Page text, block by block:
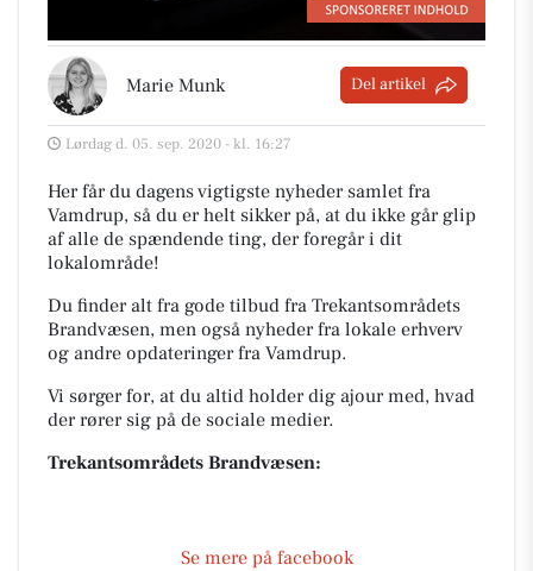
Marie Munk Del artikel
Lørdag d. 05. sep. 2020 - kl. 16:27
Her får du dagens vigtigste nyheder samlet fra
Vamdrup, så du er helt sikker på, at du ikke går glip
af alle de spændende ting, der foregår i dit
lokalområde!
Du finder alt fra gode tilbud fra Trekantsområdets
Brandvæsen, men også nyheder fra lokale erhverv
og andre opdateringer fra Vamdrup.
Vi sørger for, at du altid holder dig ajour med, hvad
der rører sig på de sociale medier.
Trekantsområdets Brandvæsen:
Se mere på facebook